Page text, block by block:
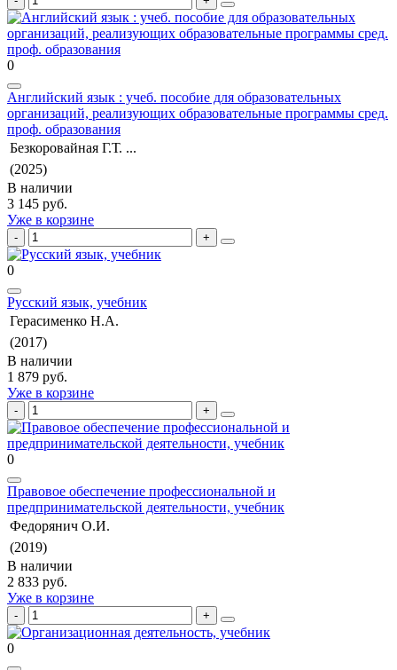
0
Английский язык : учеб. пособие для образовательных
организаций, реализующих образовательные программы сред.
проф. образования
Безкоровайная Г.Т. ...
(2025)
В наличии
3 145 руб.
Уже в корзине
0
Русский язык, учебник
Герасименко Н.А.
(2017)
В наличии
1 879 руб.
Уже в корзине
0
Правовое обеспечение профессиональной и
предпринимательской деятельности, учебник
Федорянич О.И.
(2019)
В наличии
2 833 руб.
Уже в корзине
0